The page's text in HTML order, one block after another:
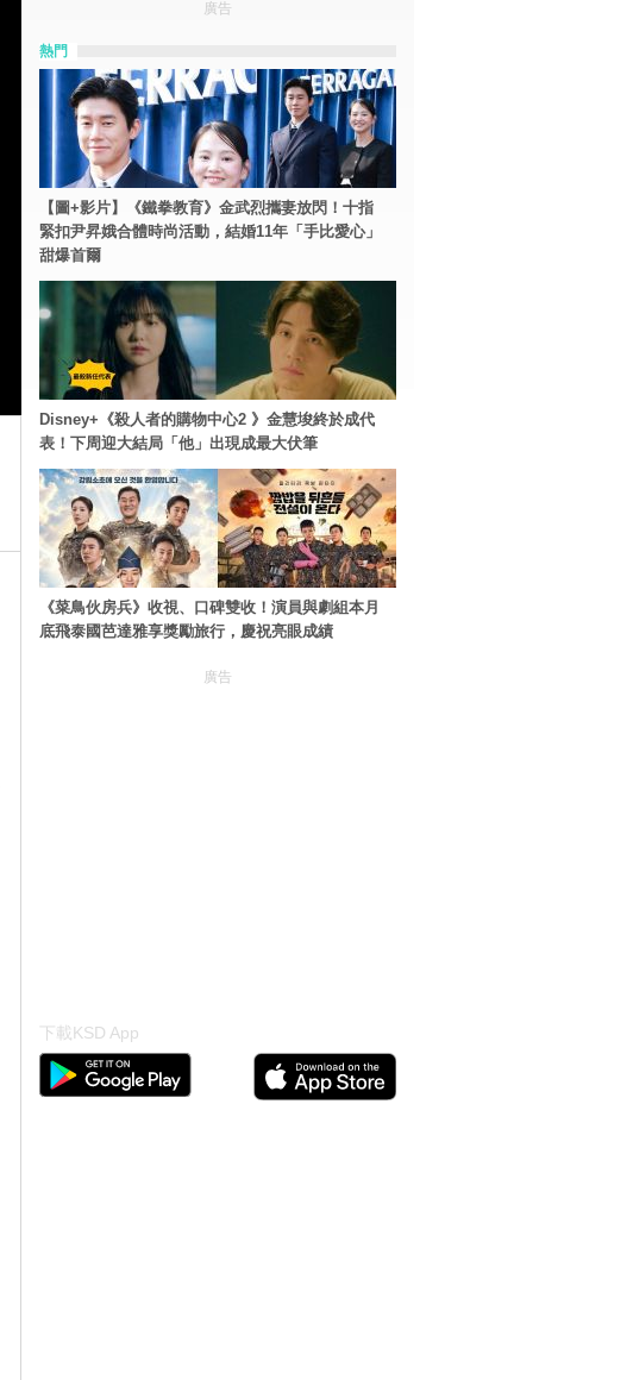
廣告
熱門
【圖+影片】《鐵拳教育》金武烈攜妻放閃！十指
緊扣尹昇娥合體時尚活動，結婚11年「手比愛心」
甜爆首爾
Disney+《殺人者的購物中心2 》金慧埈終於成代
表！下周迎大結局「他」出現成最大伏筆
《菜鳥伙房兵》收視、口碑雙收！演員與劇組本月
底飛泰國芭達雅享獎勵旅行，慶祝亮眼成績
廣告
下載KSD App